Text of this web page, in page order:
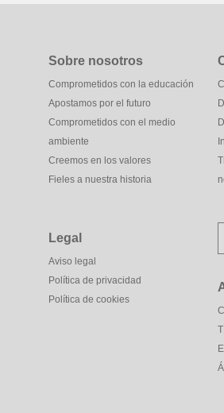
Sobre nosotros
Comprometidos con la educación
Apostamos por el futuro
Comprometidos con el medio
ambiente
Creemos en los valores
Fieles a nuestra historia
Legal
Aviso legal
Política de privacidad
Política de cookies